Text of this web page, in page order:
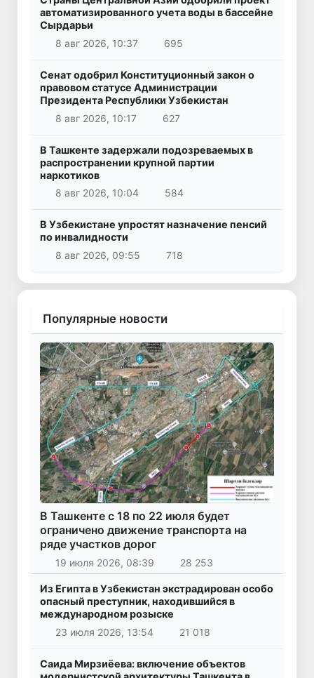
автоматизированного учета воды в бассейне
Сырдарьи
8 авг 2026, 10:37
695
Сенат одобрил Конституционный закон о
правовом статусе Администрации
Президента Республики Узбекистан
8 авг 2026, 10:17
627
В Ташкенте задержали подозреваемых в
распространении крупной партии
наркотиков
8 авг 2026, 10:04
584
В Узбекистане упростят назначение пенсий
по инвалидности
8 авг 2026, 09:55
718
Популярные новости
В Ташкенте с 18 по 22 июля будет
ограничено движение транспорта на
ряде участков дорог
19 июля 2026, 08:39 28 253
Из Египта в Узбекистан экстрадирован особо
опасный преступник, находившийся в
международном розыске
23 июля 2026, 13:54
21 018
Саида Мирзиёева: включение объектов